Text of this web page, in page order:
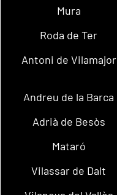
Mura
Roda de Ter
Antoni de Vilamajor
Andreu de la Barca
Adrià de Besòs
Mataró
Vilassar de Dalt